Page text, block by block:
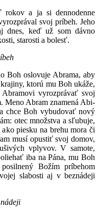
rokov a ja si dennodenne
svoj príbeh. Jeho
dnes, keď už som dávno
starosti a bolesť.
Boh oslovuje Abrama, aby
ktorú mu Boh ukáže,
vyrozprávať svoj
Meno Abram znamená Abi-
chce Boh vybudovať nový
otec množstva a sľubuje,
piesku na brehu mora či
musí opustiť svoj domov,
vplyvov. V samote,
iba na Pána, mu Boh
Božím príbehom
slabosti aj v beznádeji